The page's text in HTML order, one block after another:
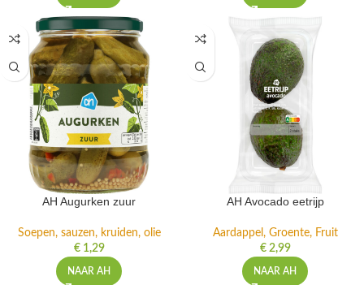
AH Augurken zuur
Soepen, sauzen, kruiden, olie
€1,29
NAAR AH
AH Avocado eetrijp
Aardappel, Groente, Fruit
€2,99
NAAR AH